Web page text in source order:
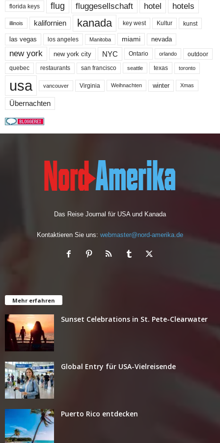
florida keys flug fluggesellschaft hotel hotels
illinois kalifornien kanada key west Kultur kunst
las vegas los angeles Manitoba miami nevada
new york new york city NYC Ontario orlando outdoor
quebec restaurants san francisco seattle texas toronto
usa vancouver Virginia Weihnachten winter Xmas
Übernachten
Das Reise Journal für USA und Kanada
Kontaktieren Sie uns: webmaster@nord-amerika.de
Mehr erfahren
Sunset Celebrations in St. Pete-Clearwater
Global Entry für USA-Vielreisende
Puerto Rico entdecken